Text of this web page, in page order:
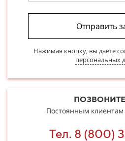
Отправить
Нажимая кнопку, вы даете
персональных
Постоянным клиентам
Тел. 8 (800)